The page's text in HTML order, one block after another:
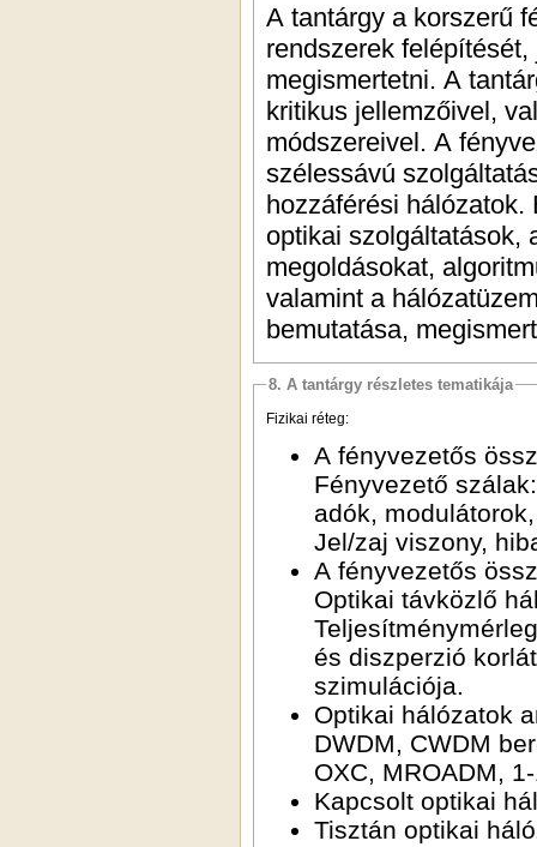
A tantárgy a korszerű
rendszerek
megismertetni. A
kritikus jellemzőivel,
módszereivel. A
szélessávú
hozzáférési
optikai szolgáltatások,
megoldásokat,
valamint a
bemutatása,
8. A tantárgy részletes tematikája
Fizikai réteg:
A fényvezetős
Fényvezető
adók,
Jel/zaj viszony,
A fényvezetős
Optikai távközlő
és diszperzió
szimulációja.
Optikai hálózatok
DWDM, CWDM
OXC, MROADM,
Kapcsolt optikai
Tisztán optikai